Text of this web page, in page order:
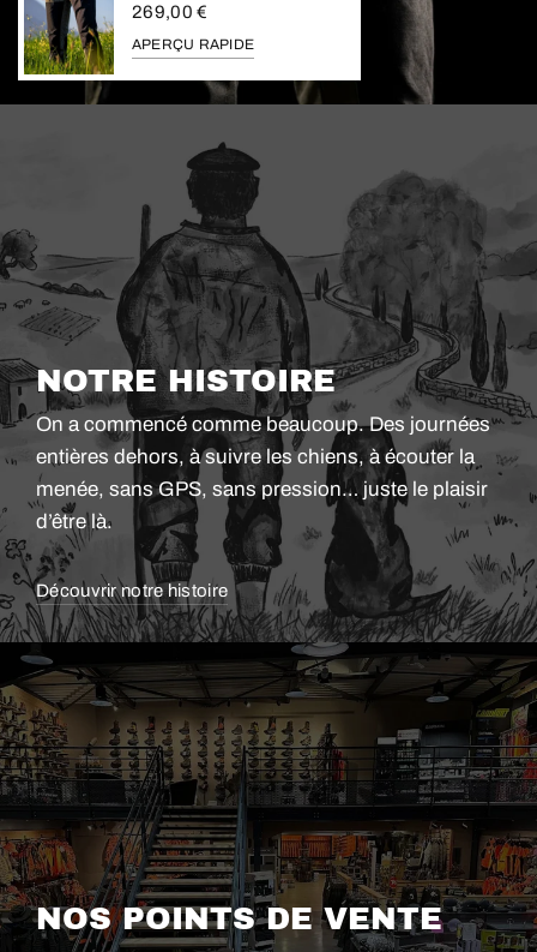
269,00 €
APERÇU RAPIDE
NOTRE HISTOIRE
On a commencé comme beaucoup. Des journées
entières dehors, à suivre les chiens, à écouter la
menée, sans GPS, sans pression… juste le plaisir
d’être là.
Découvrir notre histoire
NOS POINTS DE VENTE